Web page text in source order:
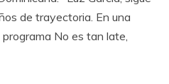
de trayectoria. En una
No es tan late,